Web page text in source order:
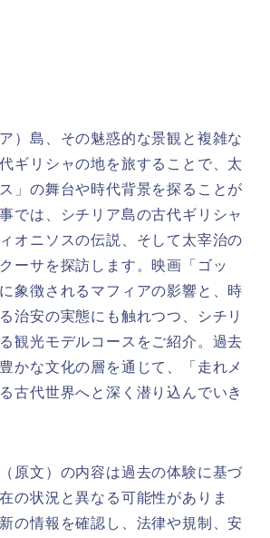
）島、その魅惑的な景観と複雑な
ギリシャの地を旅することで、太
」の舞台や時代背景を探ることが
では、シチリア島の古代ギリシャ
オニソスの伝説、そして太宰治の
ーサを探訪します。映画「ゴッ
象徴されるマフィアの影響と、時
治安の実態にも触れつつ、シチリ
観光モデルコースをご紹介。過去
かな文化の層を通じて、「走れメ
古代世界へと深く潜り込んでいき
原文）の内容は過去の体験に基づ
の状況と異なる可能性がありま
の情報を確認し、法律や規制、安